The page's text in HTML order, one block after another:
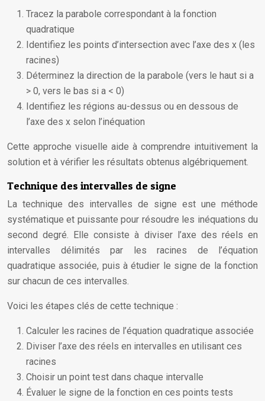
Tracez la parabole correspondant à la fonction
quadratique
Identifiez les points d’intersection avec l’axe des x (les
racines)
Déterminez la direction de la parabole (vers le haut si a
> 0, vers le bas si a < 0)
Identifiez les régions au-dessus ou en dessous de
l’axe des x selon l’inéquation
Cette approche visuelle aide à comprendre intuitivement la
solution et à vérifier les résultats obtenus algébriquement.
Technique des intervalles de signe
La technique des intervalles de signe est une méthode
systématique et puissante pour résoudre les inéquations du
second degré. Elle consiste à diviser l’axe des réels en
intervalles délimités par les racines de l’équation
quadratique associée, puis à étudier le signe de la fonction
sur chacun de ces intervalles.
Voici les étapes clés de cette technique :
Calculer les racines de l’équation quadratique associée
Diviser l’axe des réels en intervalles en utilisant ces
racines
Choisir un point test dans chaque intervalle
Évaluer le signe de la fonction en ces points tests